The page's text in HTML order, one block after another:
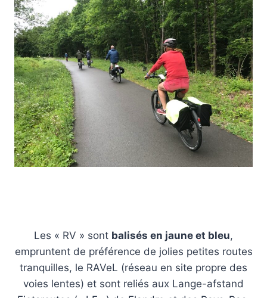
Les « RV » sont balisés en jaune et bleu,
empruntent de préférence de jolies petites routes
tranquilles, le RAVeL (réseau en site propre des
voies lentes) et sont reliés aux Lange-afstand